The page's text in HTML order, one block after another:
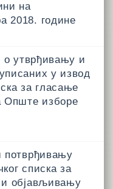
на
2018. године
о утврђивању и
у извод
за гласање
Опште изборе
списка за
објављивању